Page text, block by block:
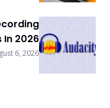
2026
6, 2026